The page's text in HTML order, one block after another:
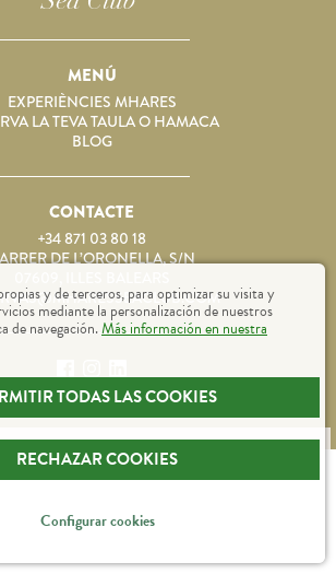
MENÚ
EXPERIÈNCIES MHARES
LA TEVA TAULA O HAMACA
BLOG
CONTACTE
+34 871 03 80 18
DE L’ORONELLA, S/N
MHARESSEACLUB.COM
y de terceros, para optimizar su visita y
mediante la personalización de nuestros
de navegación.Más información en nuestra
TODAS LAS COOKIES
RECHAZAR COOKIES
Configurar cookies